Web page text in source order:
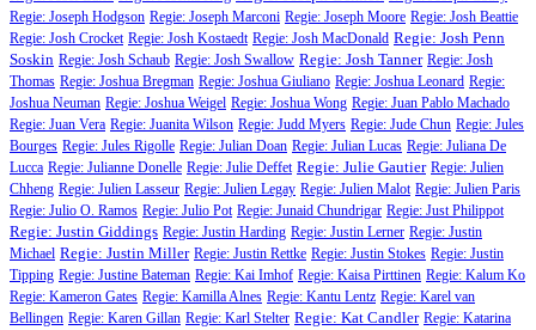
Regie: Joseph Hodgson Regie: Joseph Marconi Regie: Joseph Moore Regie: Josh Beattie
Regie: Josh Crocket Regie: Josh Kostaedt Regie: Josh MacDonald Regie: Josh Penn
Soskin Regie: Josh Schaub Regie: Josh Swallow Regie: Josh Tanner Regie: Josh
Thomas Regie: Joshua Bregman Regie: Joshua Giuliano Regie: Joshua Leonard Regie:
Joshua Neuman Regie: Joshua Weigel Regie: Joshua Wong Regie: Juan Pablo Machado
Regie: Juan Vera Regie: Juanita Wilson Regie: Judd Myers Regie: Jude Chun Regie: Jules
Bourges Regie: Jules Rigolle Regie: Julian Doan Regie: Julian Lucas Regie: Juliana De
Lucca Regie: Julianne Donelle Regie: Julie Deffet Regie: Julie Gautier Regie: Julien
Chheng Regie: Julien Lasseur Regie: Julien Legay Regie: Julien Malot Regie: Julien Paris
Regie: Julio O. Ramos Regie: Julio Pot Regie: Junaid Chundrigar Regie: Just Philippot
Regie: Justin Giddings Regie: Justin Harding Regie: Justin Lerner Regie: Justin
Michael Regie: Justin Miller Regie: Justin Rettke Regie: Justin Stokes Regie: Justin
Tipping Regie: Justine Bateman Regie: Kai Imhof Regie: Kaisa Pirttinen Regie: Kalum Ko
Regie: Kameron Gates Regie: Kamilla Alnes Regie: Kantu Lentz Regie: Karel van
Bellingen Regie: Karen Gillan Regie: Karl Stelter Regie: Kat Candler Regie: Katarina